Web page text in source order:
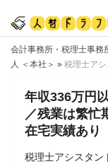
会計事務所・税理士事務
人 ＜本社＞ » 税理士ア
年収336万円
／残業は繁忙
在宅実績あり
税理士アシスタン